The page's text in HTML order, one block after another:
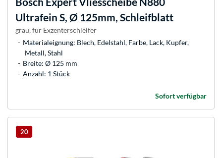
Ultrafein S, Ø 125mm, Schleifblatt
grau, für Exzenterschleifer
Materialeignung: Blech, Edelstahl, Farbe, Lack, Kupfer,
Metall, Stahl
Breite: Ø 125 mm
Anzahl: 1 Stück
Sofort verfügbar
20